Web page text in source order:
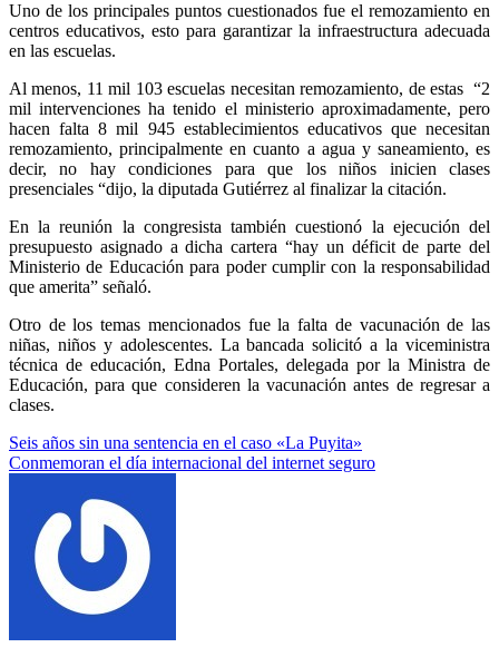
Uno de los principales puntos cuestionados fue el remozamiento en
centros educativos, esto para garantizar la infraestructura adecuada
en las escuelas.
Al menos, 11 mil 103 escuelas necesitan remozamiento, de estas “2
mil intervenciones ha tenido el ministerio aproximadamente, pero
hacen falta 8 mil 945 establecimientos educativos que necesitan
remozamiento, principalmente en cuanto a agua y saneamiento, es
decir, no hay condiciones para que los niños inicien clases
presenciales “dijo, la diputada Gutiérrez al finalizar la citación.
En la reunión la congresista también cuestionó la ejecución del
presupuesto asignado a dicha cartera “hay un déficit de parte del
Ministerio de Educación para poder cumplir con la responsabilidad
que amerita” señaló.
Otro de los temas mencionados fue la falta de vacunación de las
niñas, niños y adolescentes. La bancada solicitó a la viceministra
técnica de educación, Edna Portales, delegada por la Ministra de
Educación, para que consideren la vacunación antes de regresar a
clases.
Navegación
de
entradas
Seis años sin una sentencia en el caso «La Puyita»
Conmemoran el día internacional del internet seguro